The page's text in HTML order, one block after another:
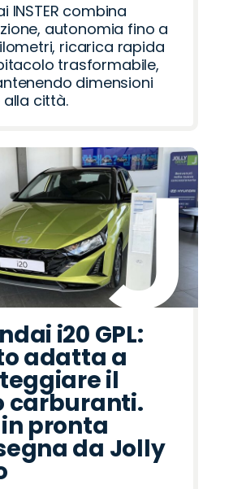
INSTER combina
autonomia fino a
ricarica rapida
trasformabile,
dimensioni
città.
i20 GPL:
adatta a
il
carburanti.
pronta
da Jolly